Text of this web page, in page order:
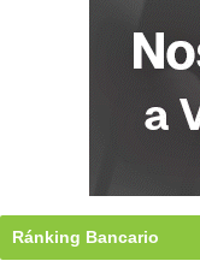
Ránking Bancario